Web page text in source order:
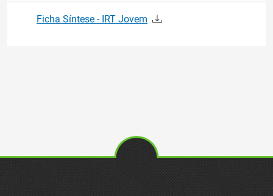
Ficha Síntese - IRT Jovem